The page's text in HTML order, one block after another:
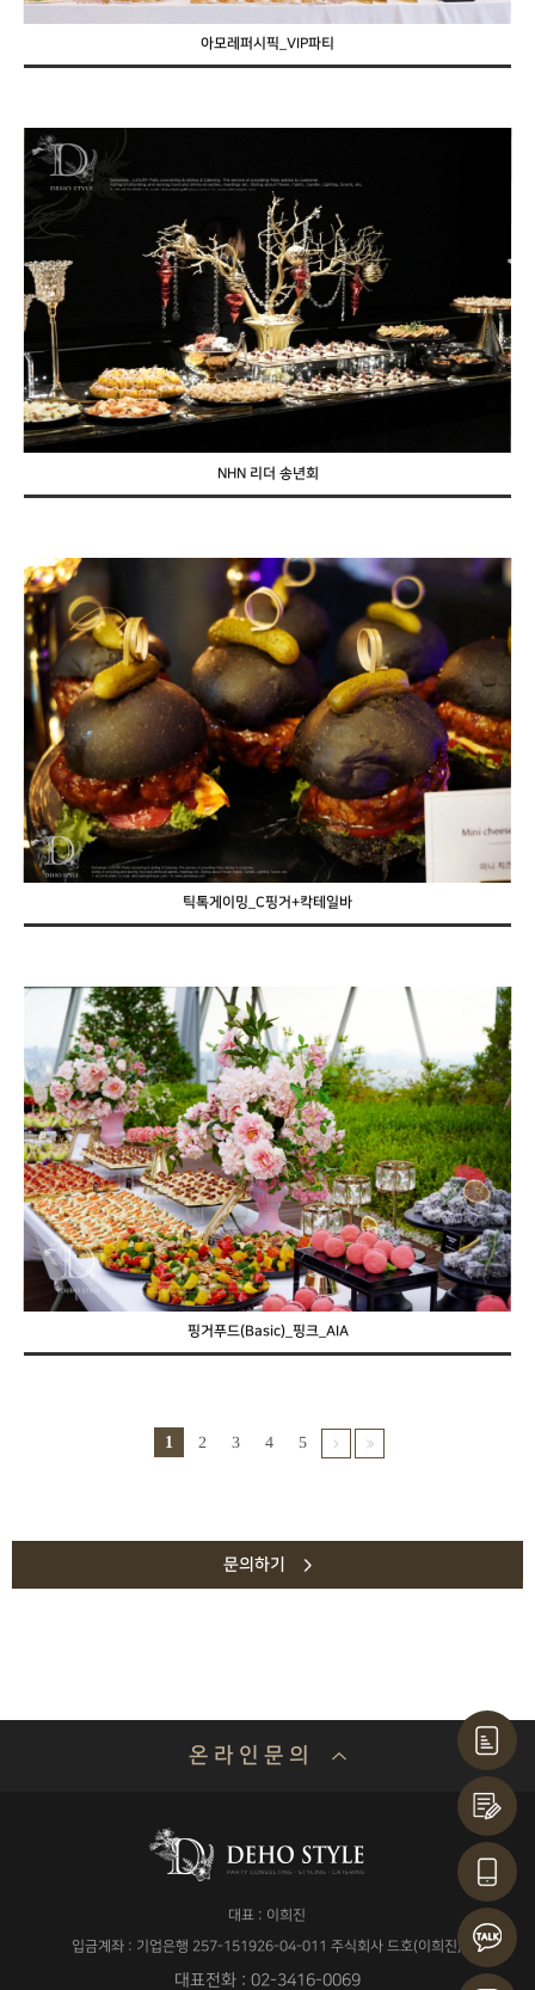
아모레퍼시픽_VIP파티
NHN 리더 송년회
틱톡게이밍_C핑거+칵테일바
핑거푸드(Basic)_핑크_AIA
1 2 3 4 5
문의하기
온 라 인 문 의
대표 : 이희진
입금계좌 : 기업은행 257-151926-04-011 주식회사 드호(이희진)
대표전화 : 02-3416-0069